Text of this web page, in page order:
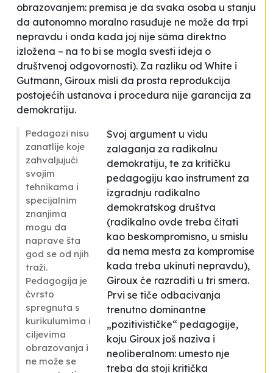
obrazovanjem: premisa je da svaka osoba u stanju
da autonomno moralno rasuđuje ne može da trpi
nepravdu i onda kada joj nije sâma direktno
izložena – na to bi se mogla svesti ideja o
društvenoj odgovornosti). Za razliku od White i
Gutmann, Giroux misli da prosta reprodukcija
postojećih ustanova i procedura nije garancija za
demokratiju.
Pedagozi nisu
zanatlije koje
zahvaljujući
svojim
tehnikama i
specijalnim
znanjima
mogu da
naprave šta
god se od njih
traži.
Pedagogija je
čvrsto
spregnuta s
kurikulumima i
ciljevima
obrazovanja i
ne može se
Svoj argument u vidu
zalaganja za radikalnu
demokratiju, te za kritičku
pedagogiju kao instrument za
izgradnju radikalno
demokratskog društva
(radikalno ovde treba čitati
kao beskompromisno, u smislu
da nema mesta za kompromise
kada treba ukinuti nepravdu),
Giroux će razraditi u tri smera.
Prvi se tiče odbacivanja
trenutno dominantne
„pozitivističke“ pedagogije,
koju Giroux još naziva i
neoliberalnom: umesto nje
treba da stoji kritička